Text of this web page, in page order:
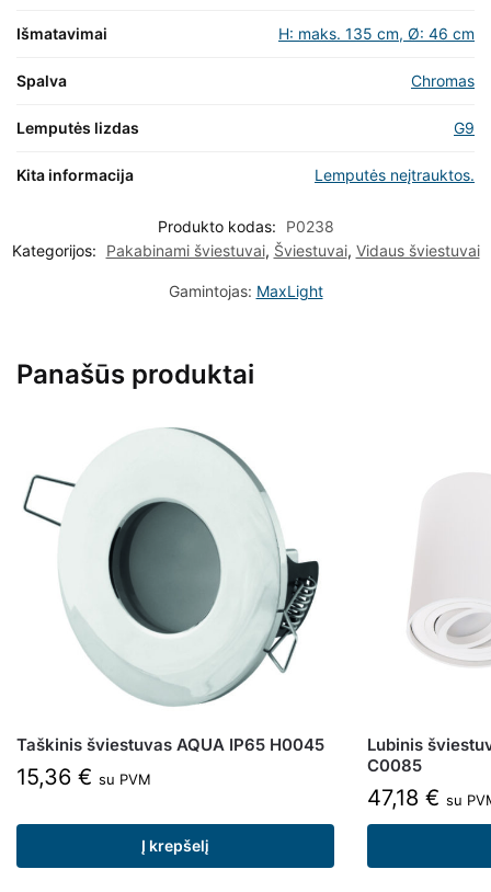
Išmatavimai H: maks. 135 cm, Ø: 46 cm
Spalva Chromas
Lemputės lizdas G9
Kita informacija Lemputės neįtrauktos.
Produkto kodas:
P0238
Kategorijos:
Pakabinami šviestuvai, Šviestuvai, Vidaus šviestuvai
Gamintojas: MaxLight
Panašūs produktai
Taškinis šviestuvas AQUA IP65 H0045
15,36 € su PVM
Į krepšelį
Lubinis
C0085
47,18 € su